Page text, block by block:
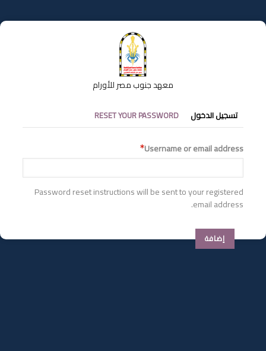
إلى
المحتوى
معهد جنوب مصر للأورام
التبويبات
الأساسية
تسجيل الدخول RESET YOUR PASSWORD
Username or email address
Password reset instructions will be sent to your registered
email address.